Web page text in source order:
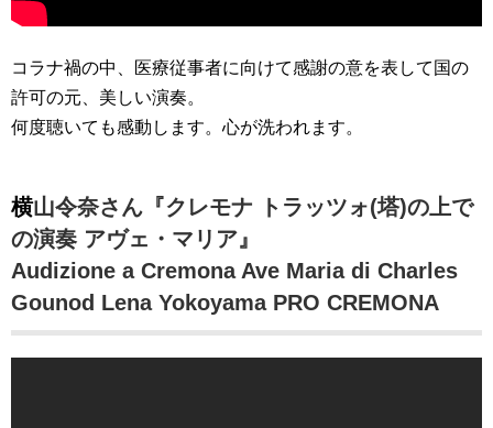
コラナ禍の中、医療従事者に向けて感謝の意を表して国の
許可の元、美しい演奏。
何度聴いても感動します。心が洗われます。
横山令奈さん『クレモナ トラッツォ(塔)の上で
の演奏 アヴェ・マリア』
Audizione a Cremona Ave Maria di Charles
Gounod Lena Yokoyama PRO CREMONA